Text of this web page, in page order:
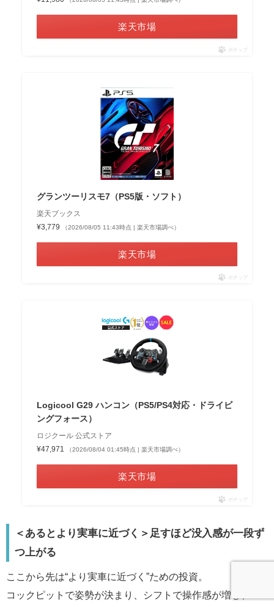
楽天市場
ポチップ
グランツーリスモ7（PS5版・ソフト）
楽天ブックス
¥3,779
（2026/08/05 11:43時点 | 楽天市場調べ）
楽天市場
ポチップ
Logicool G29 ハンコン（PS5/PS4対応・ドライビ
ングフォース）
ロジクール 公式ストア
¥47,971
（2026/08/04 01:45時点 | 楽天市場調べ）
楽天市場
ポチップ
＜あるとより実車に近づく＞足すほど没入感が一段ず
つ上がる
ここから先は“より実車に近づく”ための投資。
コックピットで姿勢が決まり、シフトで操作感が増し、VR